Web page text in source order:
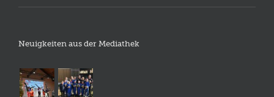
Neuigkeiten aus der Mediathek